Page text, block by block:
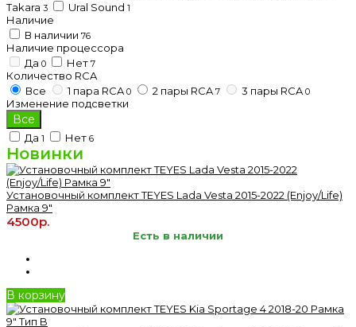
Takara 3 Ural Sound 1
Наличие
В наличии 76
Наличие процессора
Да 0 Нет 7
Количество RCA
Все
1 пара RCA 0 2 пары RCA 7 3 пары RCA 0
Изменение подсветки
Все
Да 1 Нет 6
Новинки
Установочный комплект TEYES Lada Vesta 2015-2022 (Enjoy/Life)
Рамка 9"
4500р.
Есть в наличии
В корзину